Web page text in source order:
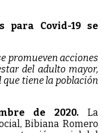
para Covid-19 se
promueven acciones
del adulto mayor,
tiene la población
de 2020. La
Bibiana Romero